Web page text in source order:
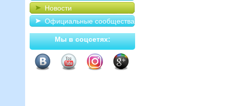
Новости
Официальные сообщества
Мы в соцсетях: